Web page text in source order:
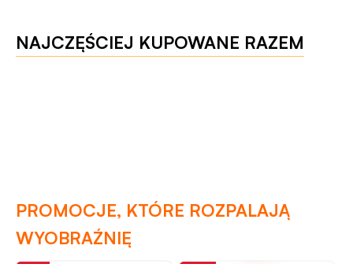
NAJCZĘŚCIEJ KUPOWANE RAZEM
PROMOCJE, KTÓRE ROZPALAJĄ
WYOBRAŹNIĘ